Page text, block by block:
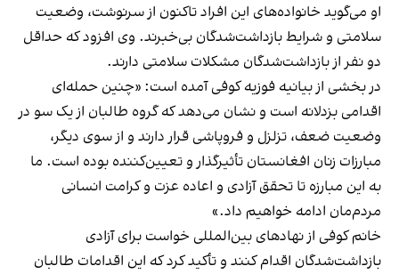
او می‌گوید خانواده‌های این افراد تاکنون از سرنوشت، وضعیت
سلامتی و شرایط بازداشت‌شدگان بی‌خبرند. وی افزود که حداقل
دو نفر از بازداشت‌شدگان مشکلات سلامتی دارند.
در بخشی از بیانیه فوزیه کوفی آمده است: «چنین حمله‌ای
اقدامی بزدلانه است و نشان می‌دهد که گروه طالبان از یک سو در
وضعیت ضعف، تزلزل و فروپاشی قرار دارند و از سوی دیگر،
مبارزات زنان افغانستان تأثیرگذار و تعیین‌کننده بوده است. ما
به این مبارزه تا تحقق آزادی و اعاده عزت و کرامت انسانی
مردم‌مان ادامه خواهیم داد.»
خانم کوفی از نهادهای بین‌المللی خواست برای آزادی
بازداشت‌شدگان اقدام کنند و تأکید کرد که این اقدامات طالبان